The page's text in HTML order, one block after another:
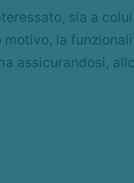
sia a
la
assicurandosi,